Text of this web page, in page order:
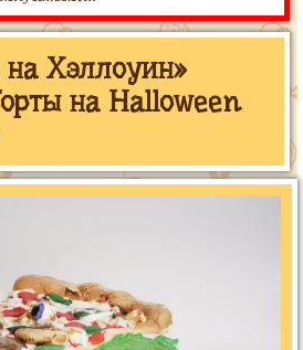
Хэллоуин»
на Halloween